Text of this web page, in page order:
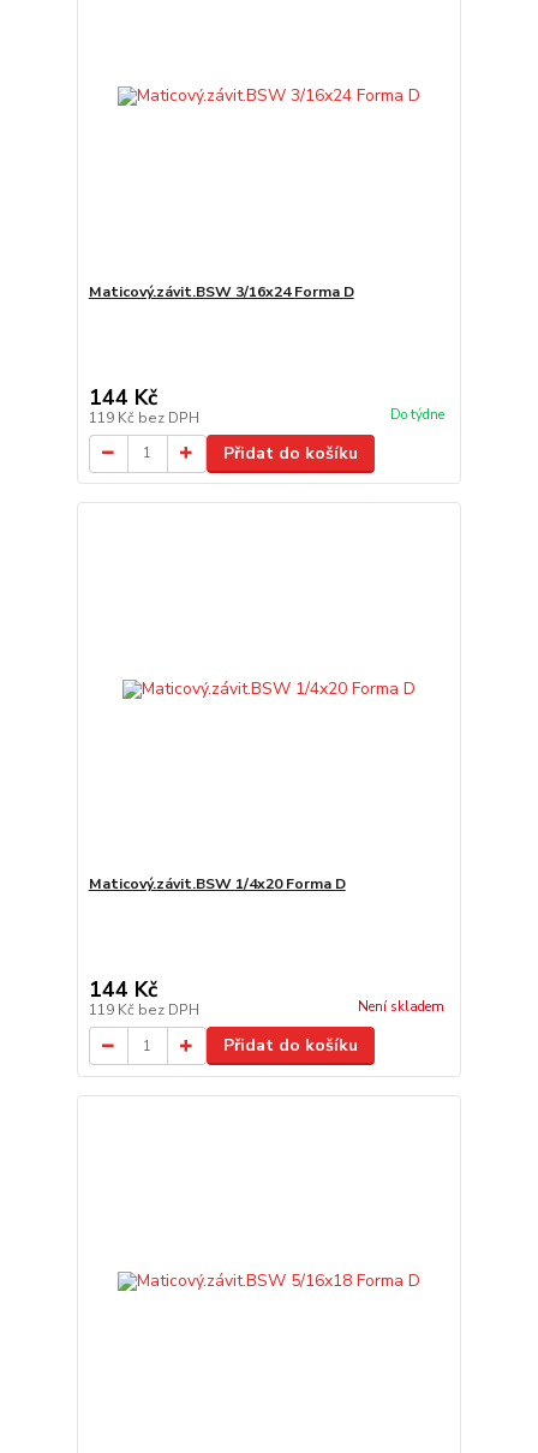
Maticový.závit.BSW 3/16x24 Forma D
144 Kč
119 Kč bez DPH Do týdne
Přidat do košíku
Maticový.závit.BSW 1/4x20 Forma D
144 Kč
119 Kč bez DPH Není skladem
Přidat do košíku